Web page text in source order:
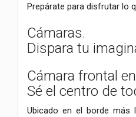
Prepárate para disfrutar lo
Cámaras.
Dispara tu
Cámara frontal
Sé el centro de
Ubicado en el borde más